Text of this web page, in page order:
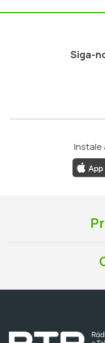
Siga-
Instale